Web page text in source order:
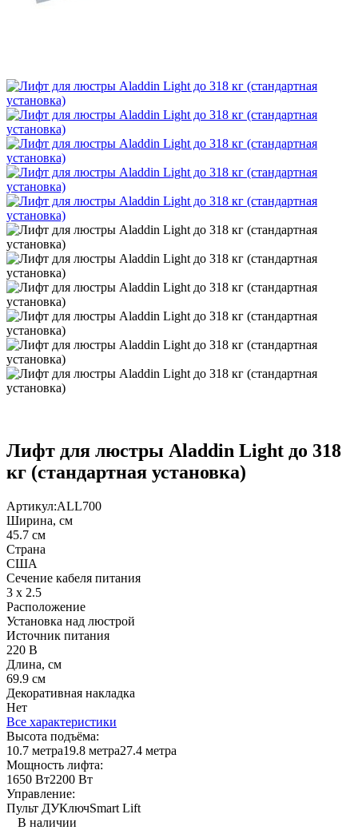
Лифт для люстры Aladdin Light до 318
кг (стандартная установка)
Артикул:ALL700
Ширина, см
45.7 см
Страна
США
Сечение кабеля питания
3 х 2.5
Расположение
Установка над люстрой
Источник питания
220 В
Длина, см
69.9 см
Декоративная накладка
Нет
Все характеристики
Высота подъёма:
10.7 метра19.8 метра27.4 метра
Мощность лифта:
1650 Вт2200 Вт
Управление:
Пульт ДУКлючSmart Lift
В наличии